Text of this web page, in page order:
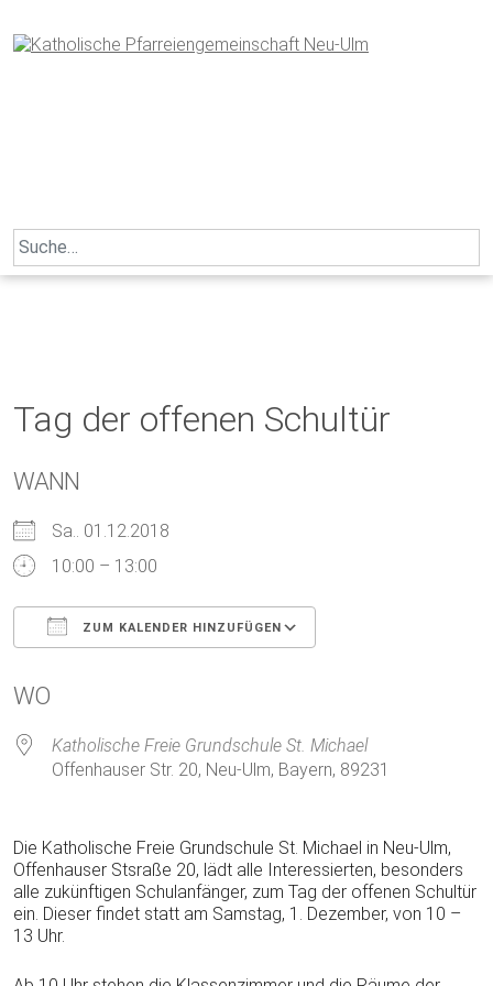
to
content
Search
for:
Tag der offenen Schultür
WANN
Sa.. 01.12.2018
10:00 – 13:00
ZUM KALENDER HINZUFÜGEN
WO
Katholische Freie Grundschule St. Michael
Offenhauser Str. 20, Neu-Ulm, Bayern, 89231
Die Katholische Freie Grundschule St. Michael in Neu-Ulm,
Offenhauser Stsraße 20, lädt alle Interessierten, besonders
alle zukünftigen Schulanfänger, zum Tag der offenen Schultür
ein. Dieser findet statt am Samstag, 1. Dezember, von 10 –
13 Uhr.